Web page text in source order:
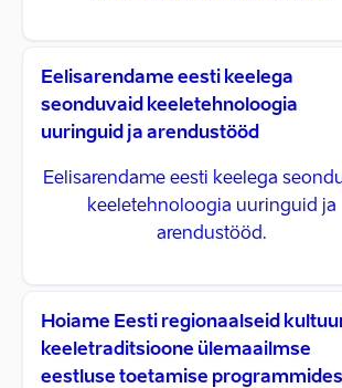
Eelisarendame eesti keelega
seonduvaid keeletehnoloogia
uuringuid ja arendustööd
Eelisarendame eesti keelega
keeletehnoloogia uuringuid ja
arendustööd.
Hoiame Eesti regionaalseid
keeletraditsioone ülemaailmse
eestluse toetamise programmides